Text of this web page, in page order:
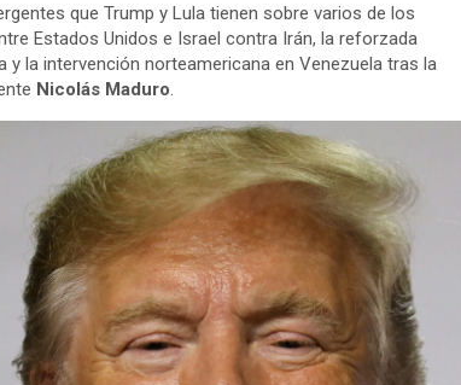
que Trump y Lula tienen sobre varios de los
Estados Unidos e Israel contra Irán, la reforzada
y la intervención norteamericana en Venezuela tras la
Nicolás Maduro.